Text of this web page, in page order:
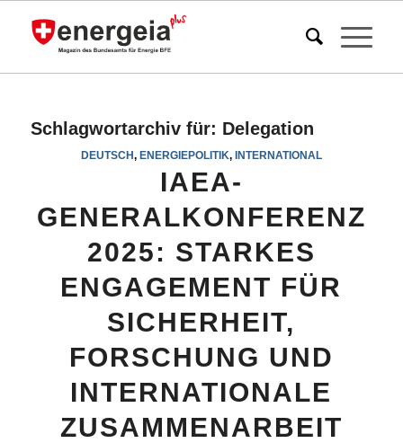
Schlagwortarchiv für: Delegation
DEUTSCH, ENERGIEPOLITIK, INTERNATIONAL
IAEA-
GENERALKONFERENZ
2025: STARKES
ENGAGEMENT FÜR
SICHERHEIT,
FORSCHUNG UND
INTERNATIONALE
ZUSAMMENARBEIT